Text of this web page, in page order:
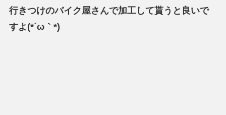
行きつけのバイク屋さんで加工して貰うと良いで
すよ(*´ω｀*)